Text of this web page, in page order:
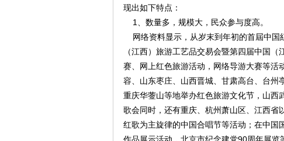
现出如下特点：
1、数量多，规模大，民众参与度高。
网络资料显示，从岁末到年初的首屆中国
（江西）旅游工艺品交易会暨第四届中国
赛、网上红色旅游活动，网络导游大赛等活
容、山东枣庄、山西晋城、甘肃高台、台州
重庆华蓥山等地举办红色旅游文化节，山西
歌会同时，还有重庆、杭州萧山区、江西省
红歌为主旋律的中国合唱节等活动；在中国